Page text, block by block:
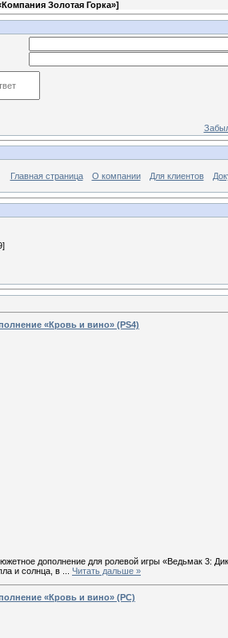
Золотая Горка»]
Главная страница О компании Для клиентов
«Кровь и вино» (PS4)
дополнение для ролевой игры «Ведьмак 3:
и солнца, в
Читать дальше »
«Кровь и вино» (PC)